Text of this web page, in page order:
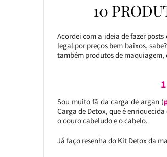
10
Acordei com a ideia de fazer
legal por preços bem baixos,
também produtos de maquiagem,
Sou muito fã da carga de argan (
Carga de Detox, que é
o couro cabeludo e o cabelo.
Já faço resenha do Kit Detox da